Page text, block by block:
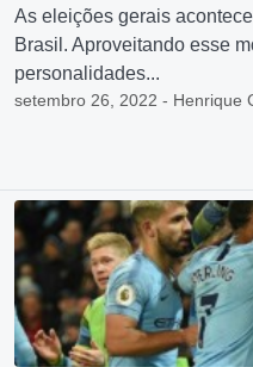
As eleições gerais
Brasil. Aproveitando esse
personalidades...
setembro 26, 2022 - Henrique